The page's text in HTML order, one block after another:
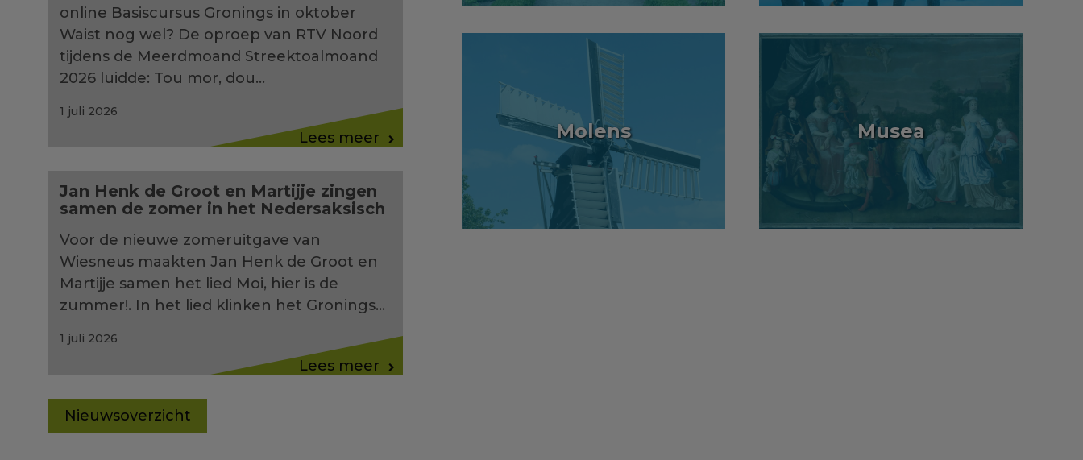
online Basiscursus Gronings in oktober
Waist nog wel? De oproep van RTV Noord
tijdens de Meerdmoand Streektoalmoand
2026 luidde: Tou mor, dou…
1 juli 2026
Lees meer
Jan Henk de Groot en Martijje zingen
samen de zomer in het Nedersaksisch
Voor de nieuwe zomeruitgave van
Wiesneus maakten Jan Henk de Groot en
Martijje samen het lied Moi, hier is de
zummer!. In het lied klinken het Gronings…
1 juli 2026
Lees meer
Nieuwsoverzicht
Molens Musea